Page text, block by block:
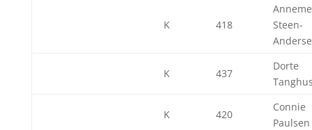
K 418
Steen-
K 437
Dorte
K 420
Connie
Paulsen